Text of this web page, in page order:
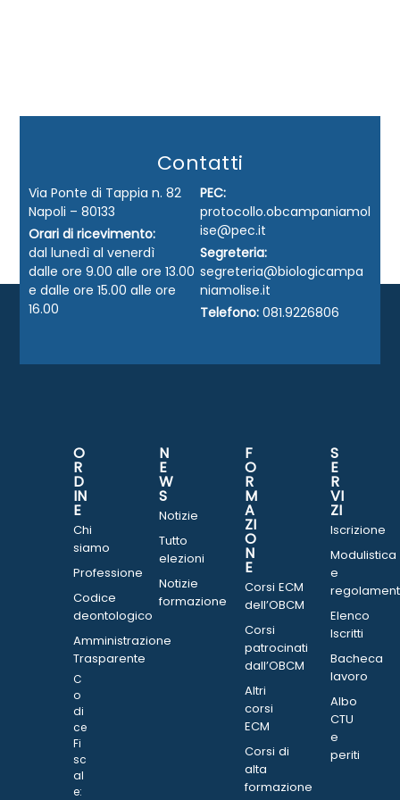
Contatti
Via Ponte di Tappia n. 82
Napoli – 80133
Orari di ricevimento:
dal lunedì al venerdì
dalle ore 9.00 alle ore 13.00
e dalle ore 15.00 alle ore
16.00
PEC:
protocollo.obcampaniamol
ise@pec.it
Segreteria:
segreteria@biologicampa
niamolise.it
Telefono: 081.9226806
O
R
D
IN
E
Chi
siamo
Professione
Codice
deontologico
Amministrazione
Trasparente
C
o
di
ce
Fi
sc
al
e:
N
E
W
S
Notizie
Tutto
elezioni
Notizie
formazione
F
O
R
M
A
ZI
O
N
E
Corsi ECM
dell’OBCM
Corsi
patrocinati
dall’OBCM
Altri
corsi
ECM
Corsi di
alta
formazione
S
E
R
VI
ZI
Iscrizione
Modulistica
e
Elenco
Iscritti
Bacheca
lavoro
Albo
CTU
e
periti